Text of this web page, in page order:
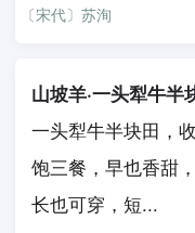
〔宋代〕苏洵
山坡羊·一头犁牛半
一头犁牛半块田，
饱三餐，早也香甜
长也可穿，短...